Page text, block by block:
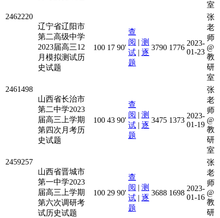
室
2462220
辽宁省辽阳市
第二高级中学
2023届高三12
月模拟测试历
史试题
100 17 90'
查
阅 | 测
试 | 逐
题
3790 1776
2023-
01-23
张
老
师
@
教
研
室
2461498
山西省长治市
第二中学2023
届高三上学期
第四次月考历
史试题
100 43 90'
查
阅 | 测
试 | 逐
题
3475 1373
2023-
01-19
张
老
师
@
教
研
室
2459257
山西省晋城市
第一中学2023
届高三上学期
第六次调研考
试历史试题
100 29 90'
查
阅 | 测
试 | 逐
题
3688 1698
2023-
01-16
张
老
师
@
教
研